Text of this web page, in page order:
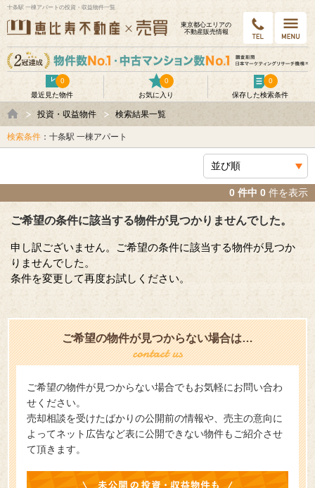
十条駅 一棟アパートの投資・収益物件一覧
東京都⼼エリアの
不動産販売情報
最近見た物件
0
お気に入り
0
保存した検索条件
0
投資・収益物件 検索結果一覧
検索条件 ：十条駅 一棟アパート
0 件中 0 件を表示
ご希望の条件に該当する物件が見つかりませんでした。
申し訳ございません。ご希望の条件に該当する物件が見つか
りませんでした。
条件を変更して再度お試しください。
ご希望の物件が見つからない場合は…
ご希望の物件が見つからない場合でもお気軽にお問い合わ
せください。
売却相談を受けたばかりの公開前の情報や、売主の意向に
よってネット広告など表に公開できない物件もご紹介させ
て頂きます。